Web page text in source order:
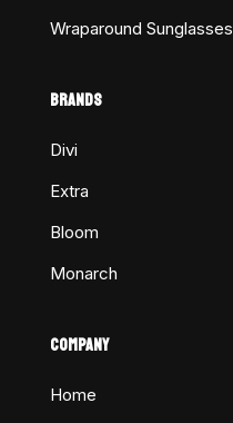
Wraparound Sunglasses
BRANDS
Divi
Extra
Bloom
Monarch
COMPANY
Home